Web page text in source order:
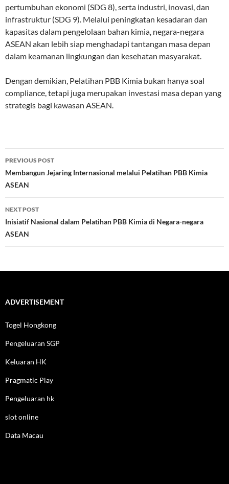
pertumbuhan ekonomi (SDG 8), serta industri, inovasi, dan
infrastruktur (SDG 9). Melalui peningkatan kesadaran dan
kapasitas dalam pengelolaan bahan kimia, negara-negara
ASEAN akan lebih siap menghadapi tantangan masa depan
dalam keamanan lingkungan dan kesehatan masyarakat.
Dengan demikian, Pelatihan PBB Kimia bukan hanya soal
compliance, tetapi juga merupakan investasi masa depan yang
strategis bagi kawasan ASEAN.
Post
navigation
PREVIOUS POST
Membangun Jejaring Internasional melalui Pelatihan PBB Kimia
ASEAN
NEXT POST
Inisiatif Nasional dalam Pelatihan PBB Kimia di Negara-negara
ASEAN
ADVERTISEMENT
Togel Hongkong
Pengeluaran SGP
Keluaran HK
Pragmatic Play
Pengeluaran hk
slot online
Data Macau